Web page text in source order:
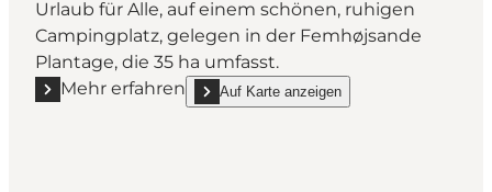
Urlaub für Alle, auf einem schönen, ruhigen
Campingplatz, gelegen in der Femhøjsande
Plantage, die 35 ha umfasst.
Mehr erfahren
Mehr erfahren "Ringkøbing Camping"
Auf Karte anzeigen
show Ringkøbing Camping on_map